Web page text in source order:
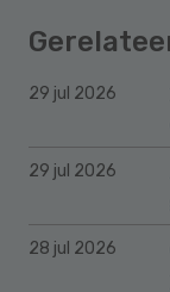
29 jul 2026
29 jul 2026
28 jul 2026